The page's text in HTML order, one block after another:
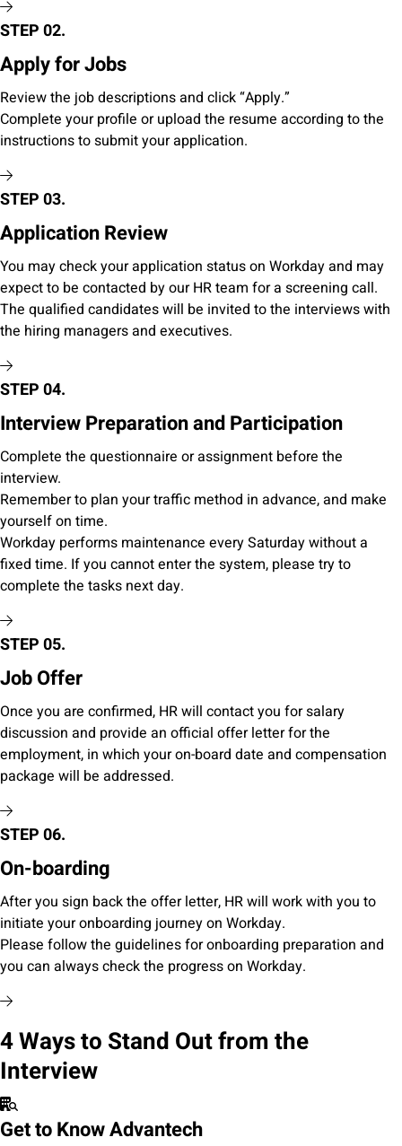
STEP 02.
Apply for Jobs
Review the job descriptions and click “Apply.”
Complete your profile or upload the resume according to the
instructions to submit your application.
STEP 03.
Application Review
You may check your application status on Workday and may
expect to be contacted by our HR team for a screening call.
The qualified candidates will be invited to the interviews with
the hiring managers and executives.
STEP 04.
Interview Preparation and Participation
Complete the questionnaire or assignment before the
interview.
Remember to plan your traffic method in advance, and make
yourself on time.
Workday performs maintenance every Saturday without a
fixed time. If you cannot enter the system, please try to
complete the tasks next day.
STEP 05.
Job Offer
Once you are confirmed, HR will contact you for salary
discussion and provide an official offer letter for the
employment, in which your on-board date and compensation
package will be addressed.
STEP 06.
On-boarding
After you sign back the offer letter, HR will work with you to
initiate your onboarding journey on Workday.
Please follow the guidelines for onboarding preparation and
you can always check the progress on Workday.
4 Ways to Stand Out from the
Interview
Get to Know Advantech